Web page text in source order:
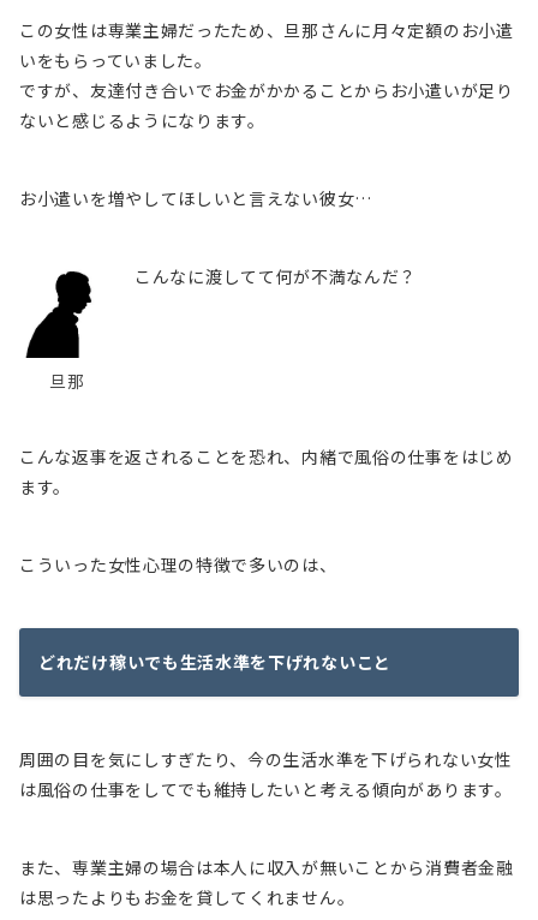
この女性は専業主婦だったため、旦那さんに月々定額のお小遣
いをもらっていました。
ですが、友達付き合いでお金がかかることからお小遣いが足り
ないと感じるようになります。
お小遣いを増やしてほしいと言えない彼女…
旦那
こんなに渡してて何が不満なんだ？
こんな返事を返されることを恐れ、内緒で風俗の仕事をはじめ
ます。
こういった女性心理の特徴で多いのは、
どれだけ稼いでも生活水準を下げれないこと
周囲の目を気にしすぎたり、今の生活水準を下げられない女性
は風俗の仕事をしてでも維持したいと考える傾向があります。
また、専業主婦の場合は本人に収入が無いことから消費者金融
は思ったよりもお金を貸してくれません。